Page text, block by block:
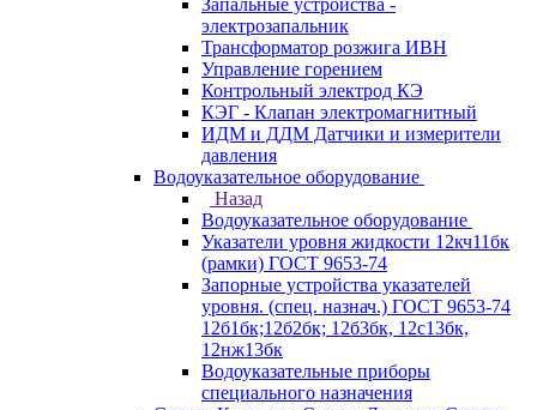
Запальные устройства -
электрозапальник
Трансформатор розжига ИВН
Управление горением
Контрольный электрод КЭ
КЭГ - Клапан электромагнитный
ИДМ и ДДМ Датчики и измерители
давления
Водоуказательное оборудование
Назад
Водоуказательное оборудование
Указатели уровня жидкости 12кч11бк
(рамки) ГОСТ 9653-74
Запорные устройства указателей
уровня. (спец. назнач.) ГОСТ 9653-74
12б1бк;12б2бк; 12б3бк, 12с13бк,
12нж13бк
Водоуказательные приборы
специального назначения